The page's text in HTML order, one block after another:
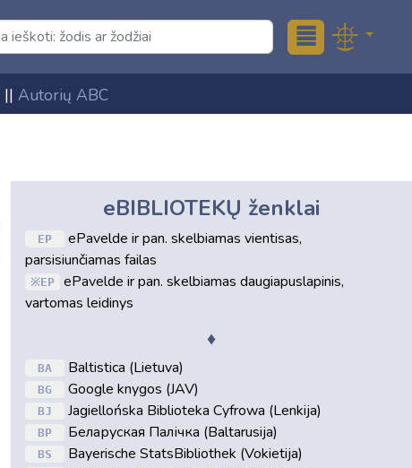
≣
|| Autorių ABC
eBIBLIOTEKŲ ženklai
EP
ePavelde ir pan. skelbiamas vientisas,
parsisiunčiamas failas
EP
ePavelde ir pan. skelbiamas daugiapuslapinis,
vartomas leidinys
♦
BA Baltistica (Lietuva)
BG Google knygos (JAV)
BJ Jagiellońska Biblioteka Cyfrowa (Lenkija)
BP Беларуская Палічка (Baltarusija)
BS Bayerische StatsBibliothek (Vokietija)